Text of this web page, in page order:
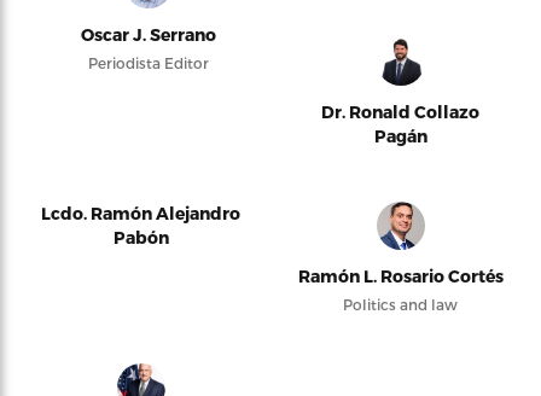
Oscar J. Serrano
Periodista Editor
Dr. Ronald Collazo
Pagán
Lcdo. Ramón Alejandro
Pabón
Ramón L. Rosario Cortés
Politics and law